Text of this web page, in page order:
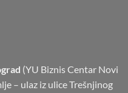
(YU Biznis Centar Novi
– ulaz iz ulice Trešnjinog